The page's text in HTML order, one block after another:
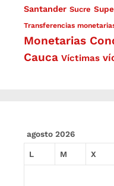
Santander Sucre
Transferencias
Monetarias
Cauca Víctimas
agosto 2026
L M X